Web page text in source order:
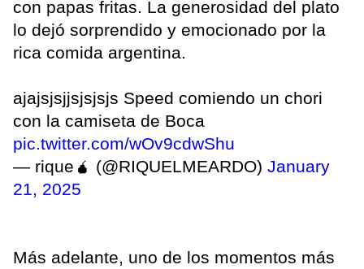
con papas fritas. La generosidad del plato
lo dejó sorprendido y emocionado por la
rica comida argentina.
ajajsjsjjsjsjsjs Speed comiendo un chori
con la camiseta de Boca
pic.twitter.com/wOv9cdwShu
— rique🧉 (@RIQUELMEARDO) January
21, 2025
Más adelante, uno de los momentos más